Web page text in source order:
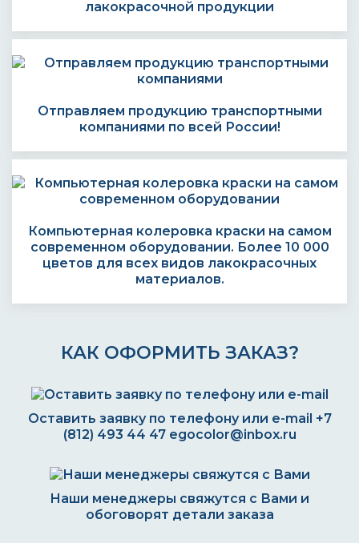
лакокрасочной продукции
Отправляем продукцию транспортными
компаниями по всей России!
Компьютерная колеровка краски на самом
современном оборудовании. Более 10 000
цветов для всех видов лакокрасочных
материалов.
КАК ОФОРМИТЬ ЗАКАЗ?
Оставить заявку по телефону или e-mail +7
(812) 493 44 47 egocolor@inbox.ru
Наши менеджеры свяжутся с Вами и
обоговорят детали заказа